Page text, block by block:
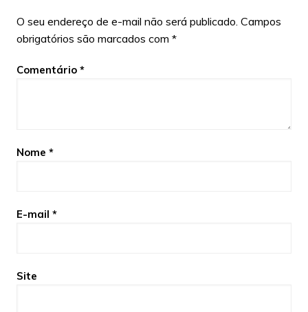
O seu endereço de e-mail não será publicado. Campos
obrigatórios são marcados com *
Comentário *
Nome *
E-mail *
Site